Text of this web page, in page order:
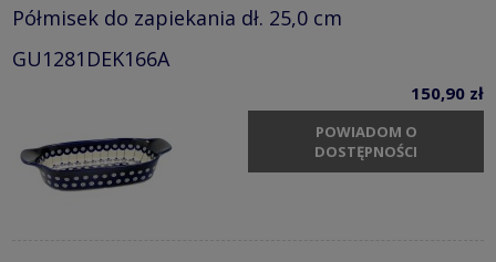
Półmisek do zapiekania dł. 25,0 cm
GU1281DEK166A
150,90 zł
POWIADOM O
DOSTĘPNOŚCI